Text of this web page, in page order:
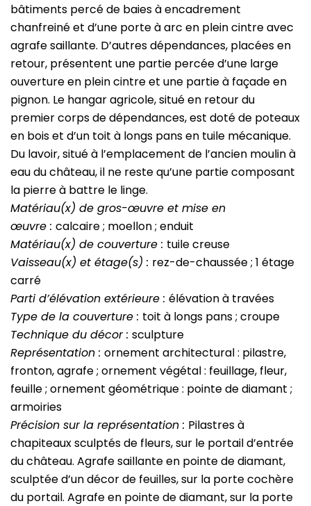
bâtiments percé de baies à encadrement
chanfreiné et d’une porte à arc en plein cintre avec
agrafe saillante. D’autres dépendances, placées en
retour, présentent une partie percée d’une large
ouverture en plein cintre et une partie à façade en
pignon. Le hangar agricole, situé en retour du
premier corps de dépendances, est doté de poteaux
en bois et d’un toit à longs pans en tuile mécanique.
Du lavoir, situé à l’emplacement de l’ancien moulin à
eau du château, il ne reste qu’une partie composant
la pierre à battre le linge.
Matériau(x) de gros-œuvre et mise en
œuvre : calcaire ; moellon ; enduit
Matériau(x) de couverture : tuile creuse
Vaisseau(x) et étage(s) : rez-de-chaussée ; 1 étage
carré
Parti d’élévation extérieure : élévation à travées
Type de la couverture : toit à longs pans ; croupe
Technique du décor : sculpture
Représentation : ornement architectural : pilastre,
fronton, agrafe ; ornement végétal : feuillage, fleur,
feuille ; ornement géométrique : pointe de diamant ;
armoiries
Précision sur la représentation : Pilastres à
chapiteaux sculptés de fleurs, sur le portail d’entrée
du château. Agrafe saillante en pointe de diamant,
sculptée d’un décor de feuilles, sur la porte cochère
du portail. Agrafe en pointe de diamant, sur la porte